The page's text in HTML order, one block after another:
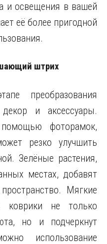
и освещения в вашей
её более пригодной
штрих
преобразования
и аксессуары.
фоторамок,
резко улучшить
Зелёные растения,
местах, добавят
Мягкие
не только
но и подчеркнут
использование